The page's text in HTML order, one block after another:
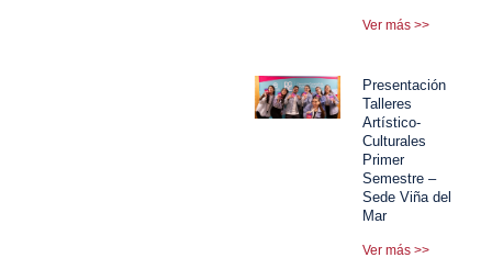
Ver más >>
Presentación
Talleres
Artístico-
Culturales
Primer
Semestre –
Sede Viña del
Mar
Ver más >>